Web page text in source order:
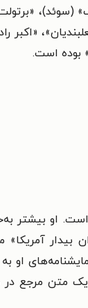
(سوئد)،
بوده است.
است. او بیشتر
آمریکا»
او
یک متن مرجع